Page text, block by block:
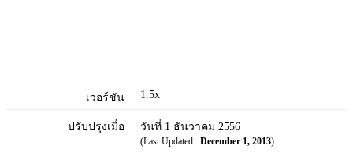
เวอร์ชัน 1.5x
ปรับปรุงเมื่อ วันที่ 1 ธันวาคม 2556
(Last Updated : December 1, 2013)